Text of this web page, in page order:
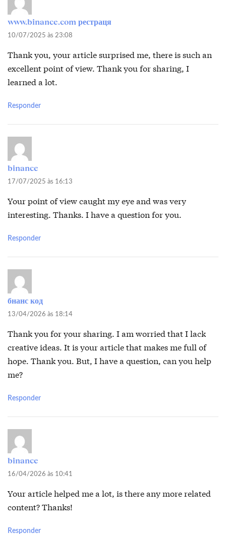
www.binance.com рестраця
10/07/2025 às 23:08
Thank you, your article surprised me, there is such an
excellent point of view. Thank you for sharing, I
learned a lot.
Responder
binance
17/07/2025 às 16:13
Your point of view caught my eye and was very
interesting. Thanks. I have a question for you.
Responder
бнанс код
13/04/2026 às 18:14
Thank you for your sharing. I am worried that I lack
creative ideas. It is your article that makes me full of
hope. Thank you. But, I have a question, can you help
me?
Responder
binance
16/04/2026 às 10:41
Your article helped me a lot, is there any more related
content? Thanks!
Responder